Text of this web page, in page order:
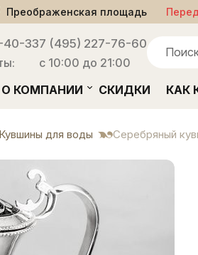
Преображенская площадь
40-337 (495) 227-76-60
с 10:00 до 21:00
О КОМПАНИИ СКИДКИ КАК
Кувшины для воды Серебряный